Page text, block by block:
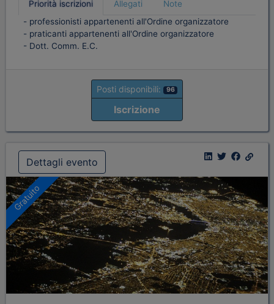
Priorità iscrizioni Allegati
Note
- professionisti appartenenti all'Ordine organizzatore
- praticanti appartenenti all'Ordine organizzatore
- Dott. Comm. E.C.
Posti disponibili: 96
Iscrizione
Dettagli evento
Gratuito